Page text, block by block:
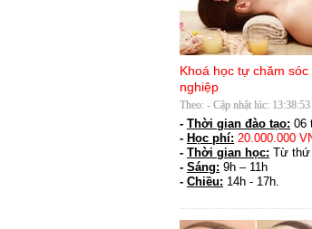
Khoá học tự chăm
nghiệp
Theo: - Cập nhật lúc:
- Thời gian đào tạo: 06
- Học phí: 20.000.000
- Thời gian học: Từ thứ
- Sáng: 9h – 11h
- Chiều: 14h - 17h.